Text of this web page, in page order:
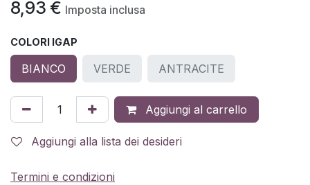
8,93 € Imposta inclusa
COLORI IGAP
BIANCO VERDE ANTRACITE
Aggiungi al carrello
Aggiungi alla lista dei desideri
Termini e condizioni